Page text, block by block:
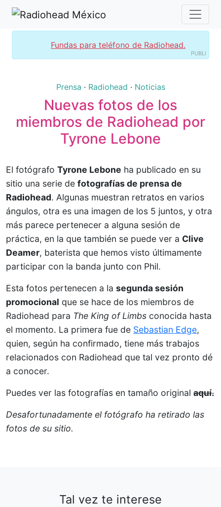
Fundas para teléfono de Radiohead.
PUBLI
Prensa · Radiohead · Noticias
Nuevas fotos de los
miembros de Radiohead por
Tyrone Lebone
El fotógrafo Tyrone Lebone ha publicado en su
sitio una serie de fotografías de prensa de
Radiohead. Algunas muestran retratos en varios
ángulos, otra es una imagen de los 5 juntos, y otra
más parece pertenecer a alguna sesión de
práctica, en la que también se puede ver a Clive
Deamer, baterista que hemos visto últimamente
participar con la banda junto con Phil.
Esta fotos pertenecen a la segunda sesión
promocional que se hace de los miembros de
Radiohead para The King of Limbs conocida hasta
el momento. La primera fue de Sebastian Edge,
quien, según ha confirmado, tiene más trabajos
relacionados con Radiohead que tal vez pronto dé
a conocer.
Puedes ver las fotografías en tamaño original aquí.
Desafortunadamente el fotógrafo ha retirado las
fotos de su sitio.
Tal vez te interese